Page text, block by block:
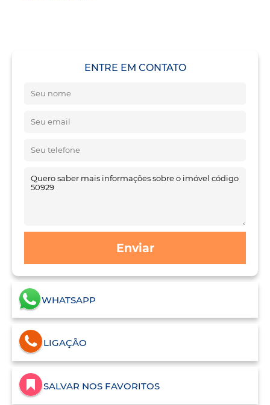
ENTRE EM CONTATO
Enviar
WHATSAPP
LIGAÇÃO
SALVAR NOS FAVORITOS